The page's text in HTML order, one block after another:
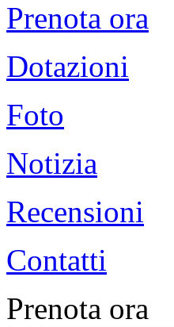
Prenota ora
Dotazioni
Foto
Notizia
Recensioni
Contatti
Prenota ora